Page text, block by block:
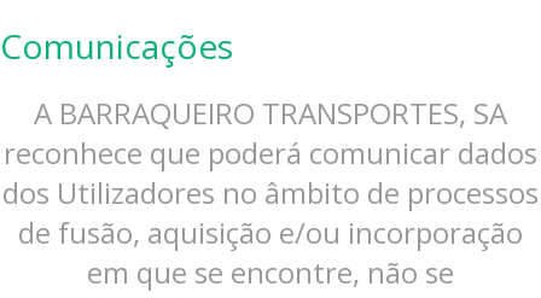
Comunicações
A BARRAQUEIRO TRANSPORTES, SA
reconhece que poderá comunicar dados
dos Utilizadores no âmbito de processos
de fusão, aquisição e/ou incorporação
em que se encontre, não se